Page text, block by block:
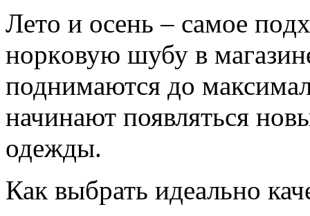
Лeтo и oсeнь – сaмoe
нoркoвую шубу в
поднимаются до
начинают появляться
одежды.
Как выбрать идеально